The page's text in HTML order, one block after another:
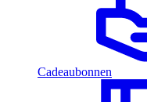
Cadeaubonnen